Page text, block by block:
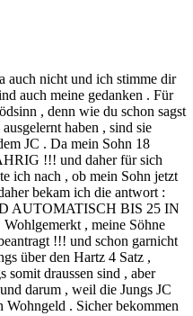
auch nicht und ich stimme dir
auch meine gedanken . Für
, denn wie du schon sagst
haben , sind sie
JC . Da mein Sohn 18
!!! und daher für sich
ich nach , ob mein Sohn jetzt
bekam ich die antwort :
AUTOMATISCH BIS 25 IN
, meine Söhne
!!! und schon garnicht
über den Hartz 4 Satz ,
somit draussen sind , aber
darum , weil die Jungs JC
Wohngeld . Sicher bekommen